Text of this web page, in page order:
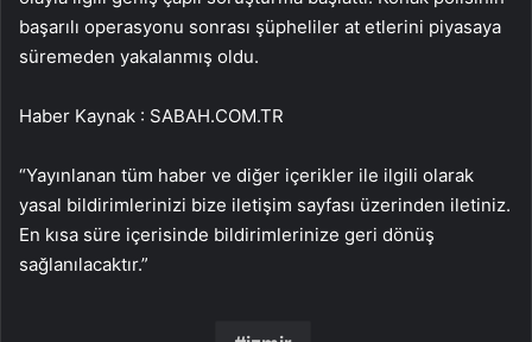
başarılı operasyonu sonrası şüpheliler at etlerini piyasaya
süremeden yakalanmış oldu.
Haber Kaynak : SABAH.COM.TR
“Yayınlanan tüm haber ve diğer içerikler ile ilgili olarak
yasal bildirimlerinizi bize iletişim sayfası üzerinden iletiniz.
En kısa süre içerisinde bildirimlerinize geri dönüş
sağlanılacaktır.”